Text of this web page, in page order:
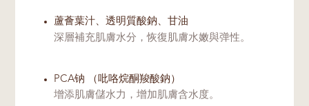
蘆薈葉汁、透明質酸鈉、甘油
深層補充肌膚水分，恢復肌膚水嫩與弹性。
PCA钠 （吡咯烷酮羧酸鈉）
增添肌膚儲水力，增加肌膚含水度。